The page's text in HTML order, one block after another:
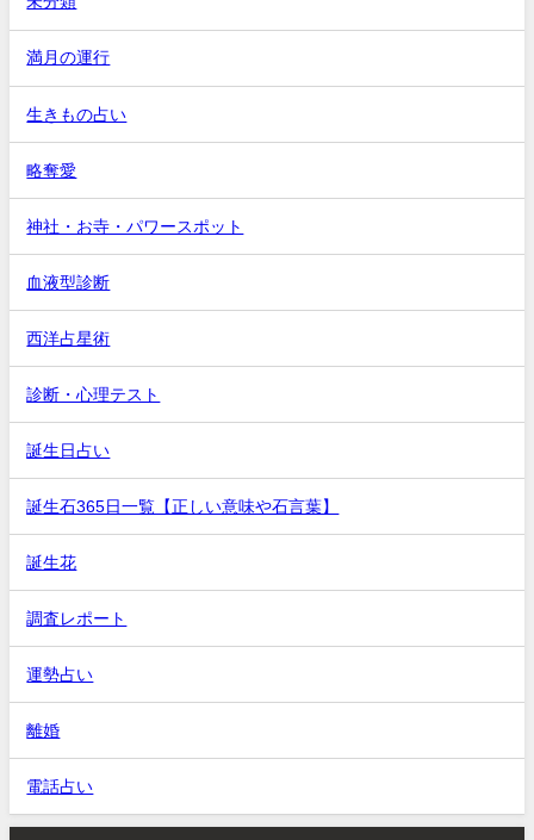
満月の運行
生きもの占い
略奪愛
神社・お寺・パワースポット
血液型診断
西洋占星術
診断・心理テスト
誕生日占い
誕生石365日一覧【正しい意味や石言葉】
誕生花
調査レポート
運勢占い
離婚
電話占い